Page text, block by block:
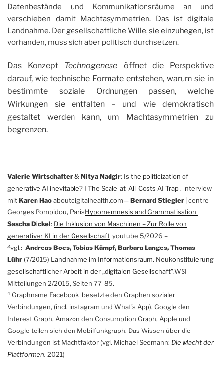
Datenbestände und Kommunikationsräume an und
verschieben damit Machtasymmetrien. Das ist digitale
Landnahme. Der gesellschaftliche Wille, sie einzuhegen, ist
vorhanden, muss sich aber politisch durchsetzen.
Das Konzept Technogenese öffnet die Perspektive
darauf, wie technische Formate entstehen, warum sie in
bestimmte soziale Ordnungen passen, welche
Wirkungen sie entfalten – und wie demokratisch
gestaltet werden kann, um Machtasymmetrien zu
begrenzen.
Valerie Wirtschafter&Nitya Nadgir: Is the politicization of
generative AI inevitable? I The Scale-at-All-Costs AI Trap. Interview
mitKaren Haoaboutdigitalhealth.com—Bernard Stiegler | centre
Georges Pompidou, ParisHypomemnesis and Grammatisation
Sascha Dickel: Die Inklusion von Maschinen – Zur Rolle von
generativer KI in der Gesellschaft. youtube 5/2026 –
³vgl.: Andreas Boes, Tobias Kämpf, Barbara Langes, Thomas
Lühr (7/2015) Landnahme im Informationsraum. Neukonstituierung
gesellschaftlicher Arbeit in der „digitalen Gesellschaft”.WSI-
Mitteilungen 2/2015, Seiten 77-85.
⁴ Graphname Facebook besetzte den Graphen sozialer
Verbindungen, (incl. instagram und What’s App), Google den
Interest Graph, Amazon den Consumption Graph, Apple und
Google teilen sich den Mobilfunkgraph. Das Wissen über die
Verbindungen ist Machtfaktor (vgl. Michael Seemann: Die Macht der
Plattformen. 2021)